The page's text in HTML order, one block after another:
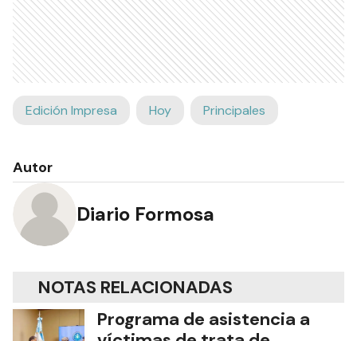
Edición Impresa Hoy Principales
Autor
Diario Formosa
NOTAS RELACIONADAS
Programa de asistencia a